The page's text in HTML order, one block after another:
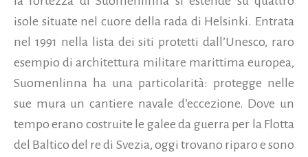
isole situate nel cuore della rada di Helsinki. Entrata
nel 1991 nella lista dei siti protetti dall’Unesco, raro
esempio di architettura militare marittima europea,
Suomenlinna ha una particolarità: protegge nelle
sue mura un cantiere navale d’eccezione. Dove un
tempo erano costruite le galee da guerra per la Flotta
del Baltico del re di Svezia, oggi trovano riparo e sono